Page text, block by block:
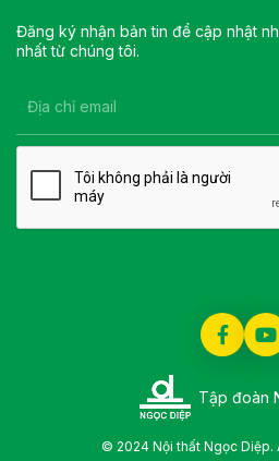
Đăng ký nhận bản tin để cập nhật
nhất từ chúng tôi.
Tập đoàn
© 2024 Nội thất Ngọc Diệp.